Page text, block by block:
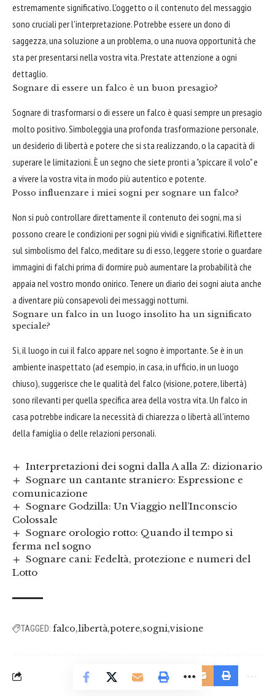
estremamente significativo. L'oggetto o il contenuto del messaggio
sono cruciali per l'interpretazione. Potrebbe essere un dono di
saggezza, una soluzione a un problema, o una nuova opportunità che
sta per presentarsi nella vostra vita. Prestate attenzione a ogni
dettaglio.
Sognare di essere un falco è un buon presagio?
Sognare di trasformarsi o di essere un falco è quasi sempre un presagio
molto positivo. Simboleggia una profonda trasformazione personale,
un desiderio di libertà e potere che si sta realizzando, o la capacità di
superare le limitazioni. È un segno che siete pronti a "spiccare il volo" e
a vivere la vostra vita in modo più autentico e potente.
Posso influenzare i miei sogni per sognare un falco?
Non si può controllare direttamente il contenuto dei sogni, ma si
possono creare le condizioni per sogni più vividi e significativi. Riflettere
sul simbolismo del falco, meditare su di esso, leggere storie o guardare
immagini di falchi prima di dormire può aumentare la probabilità che
appaia nel vostro mondo onirico. Tenere un diario dei sogni aiuta anche
a diventare più consapevoli dei messaggi notturni.
Sognare un falco in un luogo insolito ha un significato
speciale?
Sì, il luogo in cui il falco appare nel sogno è importante. Se è in un
ambiente inaspettato (ad esempio, in casa, in ufficio, in un luogo
chiuso), suggerisce che le qualità del falco (visione, potere, libertà)
sono rilevanti per quella specifica area della vostra vita. Un falco in
casa potrebbe indicare la necessità di chiarezza o libertà all'interno
della famiglia o delle relazioni personali.
Interpretazioni dei sogni dalla A alla Z: dizionario
Sognare un cantante straniero: Espressione e
comunicazione
Sognare Godzilla: Un Viaggio nell’Inconscio
Colossale
Sognare orologio rotto: Quando il tempo si
ferma nel sogno
Sognare cani: Fedeltà, protezione e numeri del
Lotto
TAGGED: falco libertà potere sogni visione